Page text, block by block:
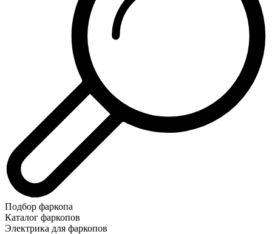
Подбор фаркопа
Каталог фаркопов
Электрика для фаркопов